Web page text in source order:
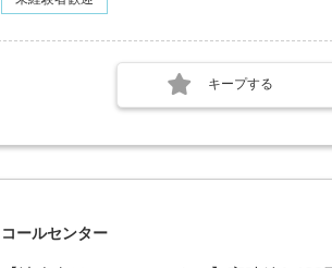
キープする
コールセンター